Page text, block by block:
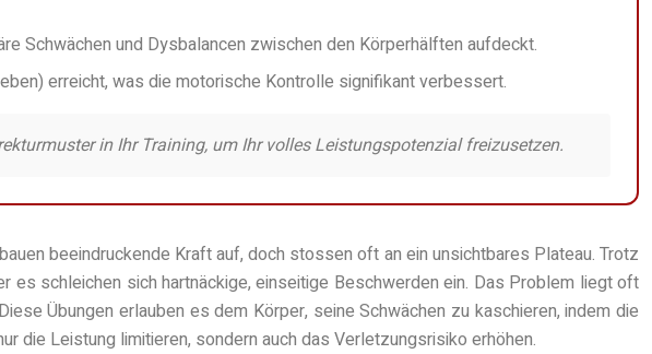
Schwächen und Dysbalancen zwischen den Körperhälften aufdeckt.
erreicht, was die motorische Kontrolle signifikant verbessert.
in Ihr Training, um Ihr volles Leistungspotenzial freizusetzen.
beeindruckende Kraft auf, doch stossen oft an ein unsichtbares Plateau. Trotz
schleichen sich hartnäckige, einseitige Beschwerden ein. Das Problem liegt oft
Übungen erlauben es dem Körper, seine Schwächen zu kaschieren, indem die
die Leistung limitieren, sondern auch das Verletzungsrisiko erhöhen.